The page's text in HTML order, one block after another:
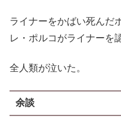
ライナーをかばい死んだ
レ・ポルコがライナーを
全人類が泣いた。
余談